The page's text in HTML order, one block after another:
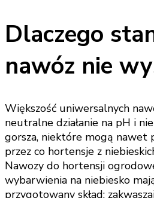
Dlaczego
nawóz nie
Większość uniwersalnych
neutralne działanie na pH i
gorsza, niektóre mogą nawet
przez co hortensje z
Nawozy do hortensji
wybarwienia na niebiesko
przygotowany skład: